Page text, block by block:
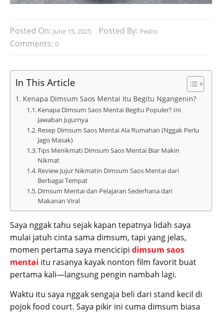
Posted On: June 15, 2025 Posted By: Pedro
Comments: 0
In This Article
Kenapa Dimsum Saos Mentai Itu Begitu Ngangenin?
Kenapa Dimsum Saos Mentai Begitu Populer? Ini
Jawaban Jujurnya
Resep Dimsum Saos Mentai Ala Rumahan (Nggak Perlu
Jago Masak)
Tips Menikmati Dimsum Saos Mentai Biar Makin
Nikmat
Review Jujur Nikmatin Dimsum Saos Mentai dari
Berbagai Tempat
Dimsum Mentai dan Pelajaran Sederhana dari
Makanan Viral
Saya nggak tahu sejak kapan tepatnya lidah saya
mulai jatuh cinta sama dimsum, tapi yang jelas,
momen pertama saya mencicipi dimsum saos
mentai itu rasanya kayak nonton film favorit buat
pertama kali—langsung pengin nambah lagi.
Waktu itu saya nggak sengaja beli dari stand kecil di
pojok food court. Saya pikir ini cuma dimsum biasa